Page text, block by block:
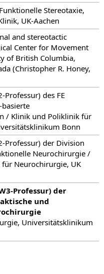
Stereotaxie,
UK-Aachen
and stereotactic
Center for Movement
of British Columbia,
(Christopher R. Honey,
Professur) des FE
basierte
/ Klinik und Poliklinik für
Bonn
Professur) der Division
Neurochirurgie /
Neurochirurgie, UK
Professur) der
und
Universitätsklinikum